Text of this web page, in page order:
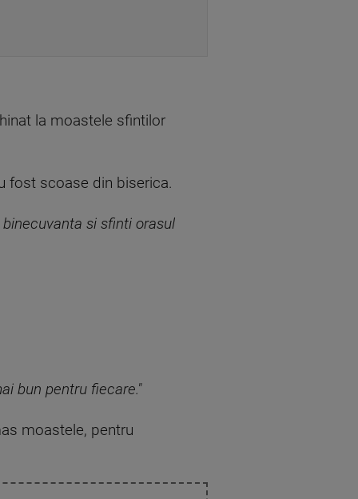
la moastele sfintilor
fost scoase din biserica.
si sfinti orasul
bun pentru fiecare."
moastele, pentru